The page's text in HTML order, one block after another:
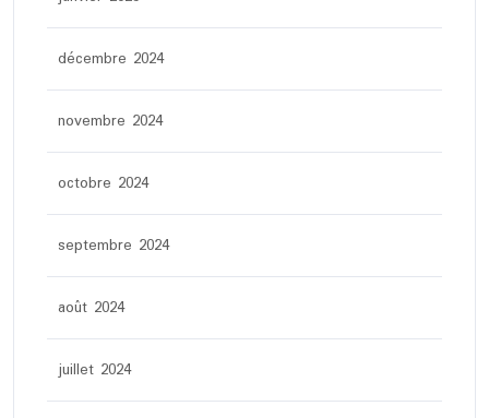
décembre 2024
novembre 2024
octobre 2024
septembre 2024
août 2024
juillet 2024